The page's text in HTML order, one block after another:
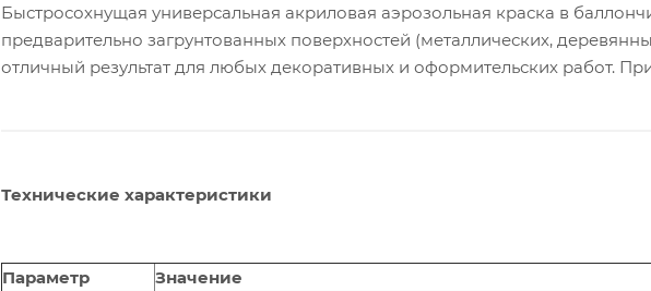
Быстросохнущая универсальная акриловая аэрозольная краска в
предварительно загрунтованных поверхностей (металлических,
отличный результат для любых декоративных и оформительских работ.
Технические характеристики
Параметр Значение